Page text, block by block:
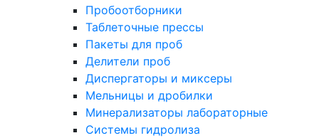
Пробоотборники
Таблеточные прессы
Пакеты для проб
Делители проб
Диспергаторы и миксеры
Мельницы и дробилки
Минерализаторы лабораторные
Системы гидролиза